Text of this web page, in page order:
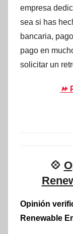
empresa
sea si has
bancaria,
pago en
solicitar un
⏩
💠
Opinión
Renewable